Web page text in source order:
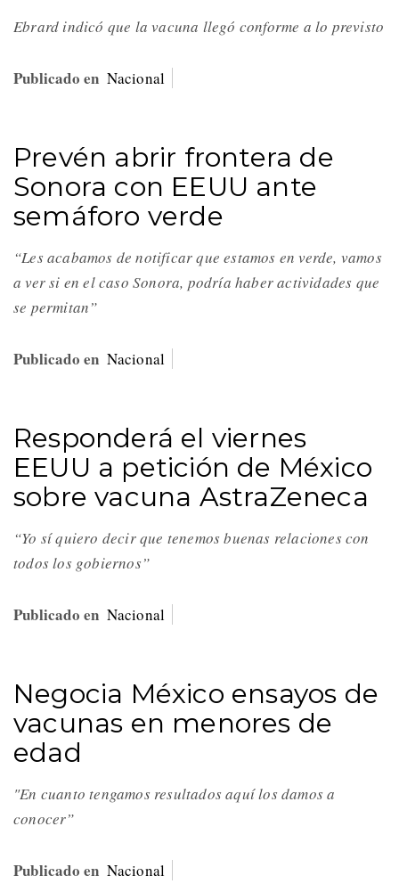
Ebrard indicó que la vacuna llegó conforme a lo previsto
Publicado en Nacional
Prevén abrir frontera de
Sonora con EEUU ante
semáforo verde
“Les acabamos de notificar que estamos en verde, vamos
a ver si en el caso Sonora, podría haber actividades que
se permitan”
Publicado en Nacional
Responderá el viernes
EEUU a petición de México
sobre vacuna AstraZeneca
“Yo sí quiero decir que tenemos buenas relaciones con
todos los gobiernos”
Publicado en Nacional
Negocia México ensayos de
vacunas en menores de
edad
"En cuanto tengamos resultados aquí los damos a
conocer”
Publicado en Nacional